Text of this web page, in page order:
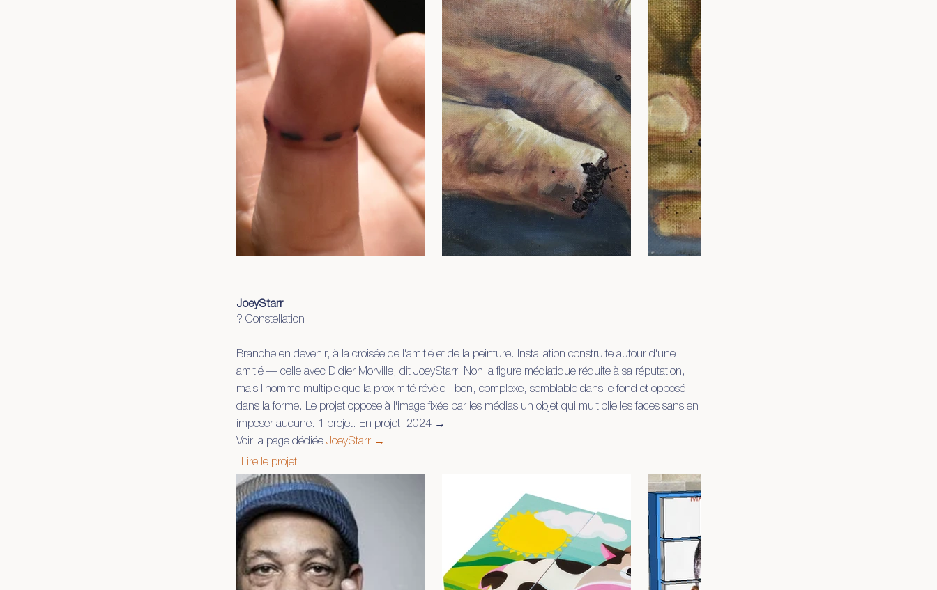
JoeyStarr
? Constellation
Branche en devenir, à la croisée de l'amitié et de la peinture. Installation construite autour d'une
amitié — celle avec Didier Morville, dit JoeyStarr. Non la figure médiatique réduite à sa réputation,
mais l'homme multiple que la proximité révèle : bon, complexe, semblable dans le fond et opposé
dans la forme. Le projet oppose à l'image fixée par les médias un objet qui multiplie les faces sans en
imposer aucune. 1 projet. En projet. 2024 →
Voir la page dédiée JoeyStarr →
Lire le projet